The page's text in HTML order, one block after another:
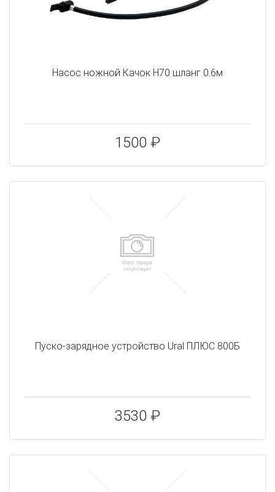
Насос ножной Качок Н70 шланг 0.6м
1500 ₽
Пуско-зарядное устройство Ural ПЛЮС 800Б
3530 ₽